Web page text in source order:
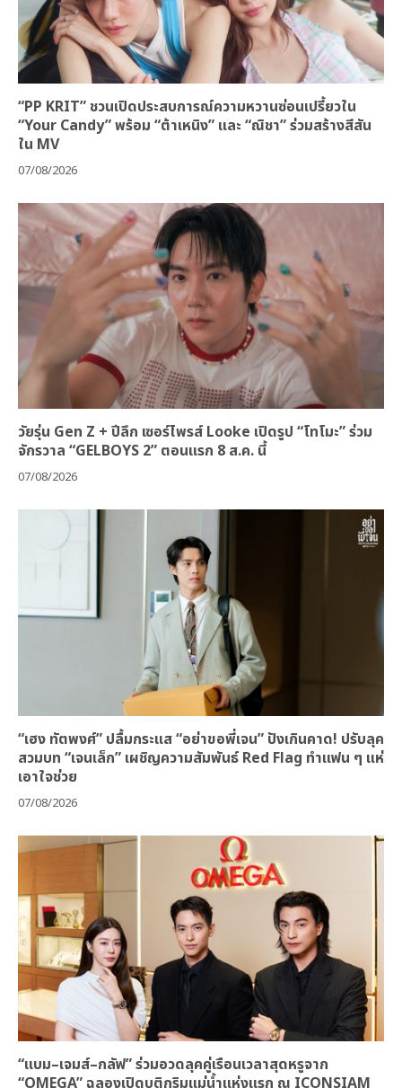
“PP KRIT” ชวนเปิดประสบการณ์ความหวานซ่อนเปรี้ยวใน
“Your Candy” พร้อม “ต้าเหนิง” และ “ณิชา” ร่วมสร้างสีสัน
ใน MV
07/08/2026
วัยรุ่น Gen Z + ปีลึก เซอร์ไพรส์ Looke เปิดรูป “โทโมะ” ร่วม
จักรวาล “GELBOYS 2” ตอนแรก 8 ส.ค. นี้
07/08/2026
“เฮง ทัตพงศ์” ปลื้มกระแส “อย่าขอพี่เจน” ปังเกินคาด! ปรับลุค
สวมบท “เจนเล็ก” เผชิญความสัมพันธ์ Red Flag ทำแฟน ๆ แห่
เอาใจช่วย
07/08/2026
“แบม–เจมส์–กลัฟ” ร่วมอวดลุคคู่เรือนเวลาสุดหรูจาก
“OMEGA” ฉลองเปิดบูติกริมแม่น้ำแห่งแรก ณ ICONSIAM